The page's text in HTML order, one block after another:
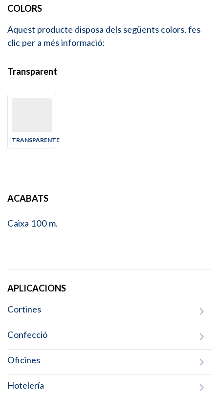
COLORS
Aquest producte disposa dels següents colors, fes
clic per a més informació:
Transparent
TRANSPARENTE
ACABATS
Caixa 100 m.
APLICACIONS
Cortines
Confecció
Oficines
Hotelería